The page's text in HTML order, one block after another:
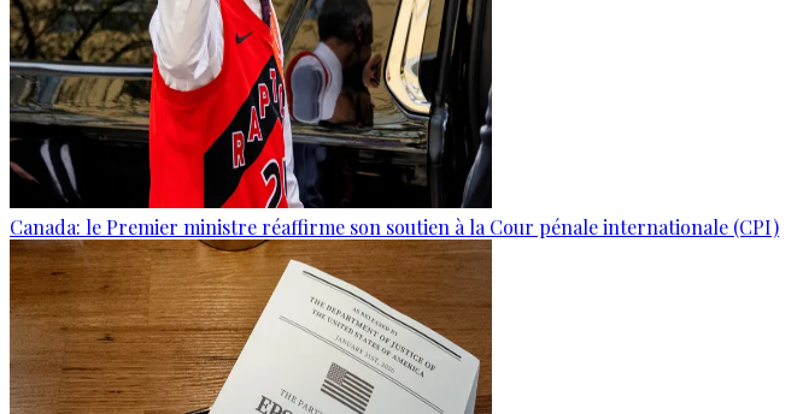
Canada: le Premier ministre réaffirme son soutien à la Cour pénale internationale (CPI)